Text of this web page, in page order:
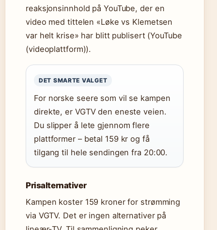
reaksjonsinnhold på YouTube, der en
video med tittelen «Løke vs Klemetsen
var helt krise» har blitt publisert (YouTube
(videoplattform)).
DET SMARTE VALGET
For norske seere som vil se kampen
direkte, er VGTV den eneste veien.
Du slipper å lete gjennom flere
plattformer – betal 159 kr og få
tilgang til hele sendingen fra 20:00.
Prisalternativer
Kampen koster 159 kroner for strømming
via VGTV. Det er ingen alternativer på